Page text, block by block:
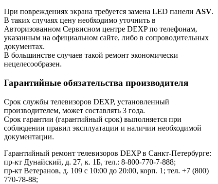
При повреждениях экрана требуется замена LED панели ASV.
В таких случаях цену необходимо уточнить в
Авторизованном Сервисном центре DEXP по телефонам,
указанным на официальном сайте, либо в сопроводительных
документах.
В большинстве случаев такой ремонт экономически
нецелесообразен.
Гарантийные обязательства производителя
Срок службы телевизоров DEXP, установленный
производителем, может составлять 3 года.
Срок гарантии (гарантийный срок) выполняется при
соблюдении правил эксплуатации и наличии необходимой
документации.
Гарантийный ремонт телевизоров DEXP в Санкт-Петербурге:
пр-кт Дунайский, д. 27, к. 1Б, тел.: 8-800-770-7-888;
пр-кт Ветеранов, д. 109 с 10:00 до 20:00, корп. 1; тел. +7 (800)
770-78-88;